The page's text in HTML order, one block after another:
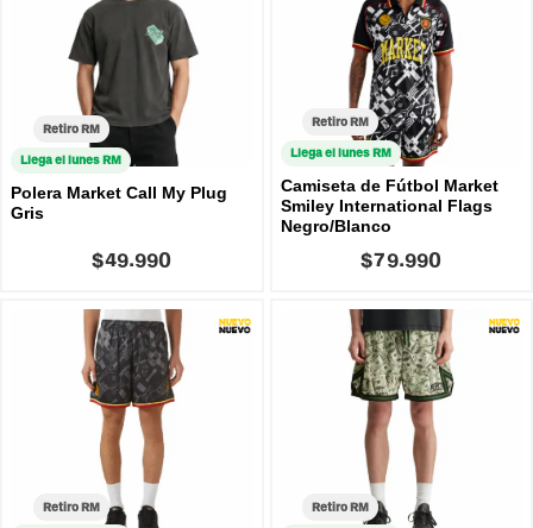
Retiro RM
Llega el lunes RM
Polera Market Call My Plug
Gris
$49.990
Retiro RM
Llega el lunes RM
Camiseta de Fútbol Market
Smiley International Flags
Negro/Blanco
$79.990
Retiro RM Retiro RM